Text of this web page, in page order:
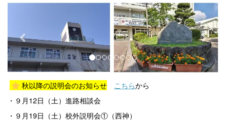
p
e
v
i
o
u
s
n
e
x
t
秋以降の説明会のお知らせ こちらから
・９月12日（土）進路相談会
・９月19日（土）校外説明会①（西神）